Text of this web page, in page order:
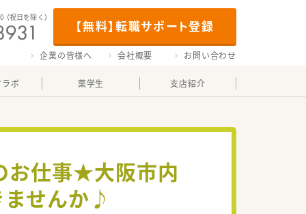
【無料】転職サポート登録
（祝日を除く）
企業の皆様へ 会社概要 お問い合わせ
ボ 薬学生 支店紹介
お仕事★大阪市内
ませんか♪